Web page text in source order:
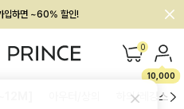
입하면 ~60% 할인!
28,000원 혜택 0
10,000
하의/레깅스